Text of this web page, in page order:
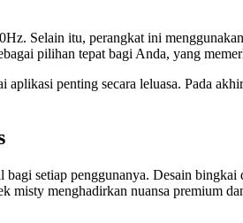
Selain itu, perangkat ini
pilihan tepat bagi Anda, yang
penting secara leluasa. Pada
setiap penggunanya. Desain
menghadirkan nuansa premium